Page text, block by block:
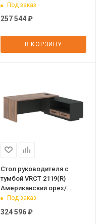
Черный матовый/Яшма
черный 2000х900х750 VE
Под заказ
257 544₽
В КОРЗИНУ
Стол руководителя с
тумбой VRCT 2119(R)
Американский орех/
Черный матовый/Яшма
Под заказ
324 596₽